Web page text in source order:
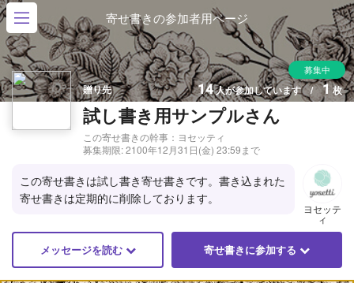
寄せ書きの参加者用ページ
募集中
贈り先
試し書き用サンプルさん
この寄せ書きの幹事：ヨセッティ
募集期限:2100年12月31日(金) 23:59まで
14人が参加しています /1枚
この寄せ書きは試し書き寄せ書きです。書き込まれた
寄せ書きは定期的に削除しております。
ヨセッテ
ィ
メッセージを読む 寄せ書きに参加する